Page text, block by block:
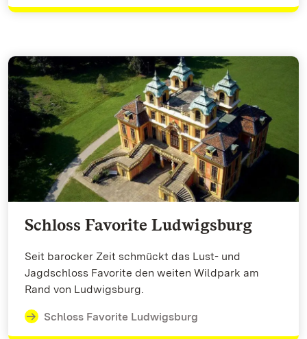
Schloss Favorite Ludwigsburg
Seit barocker Zeit schmückt das Lust- und
Jagdschloss Favorite den weiten Wildpark am
Rand von Ludwigsburg.
Schloss Favorite Ludwigsburg